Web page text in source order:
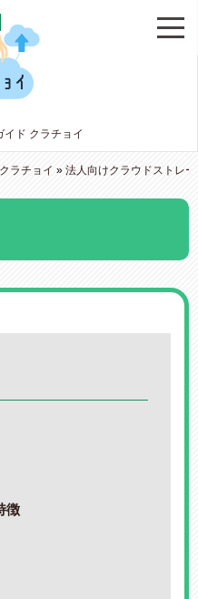
ド クラチョイ
ラチョイ » 法人向けクラウドストレ
徴